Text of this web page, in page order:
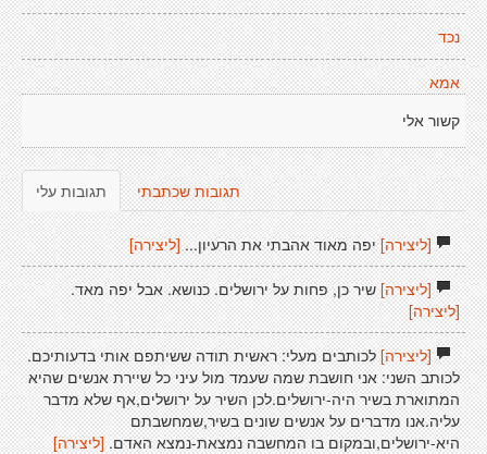
נכד
אמא
קשור אלי
תגובות עלי תגובות שכתבתי
[ליצירה]יפה מאוד אהבתי את הרעיון... [ליצירה]
[ליצירה]שיר כן, פחות על ירושלים. כנושא. אבל יפה מאד.
[ליצירה]
[ליצירה]לכותבים מעלי: ראשית תודה ששיתפם אותי בדעותיכם.
לכותב השני: אני חושבת שמה שעמד מול עיני כל שיירת אנשים שהיא
המתוארת בשיר היה-ירושלים.לכן השיר על ירושלים,אף שלא מדבר
עליה.אנו מדברים על אנשים שונים בשיר,שמחשבתם
היא-ירושלים,ובמקום בו המחשבה נמצאת-נמצא האדם. [ליצירה]